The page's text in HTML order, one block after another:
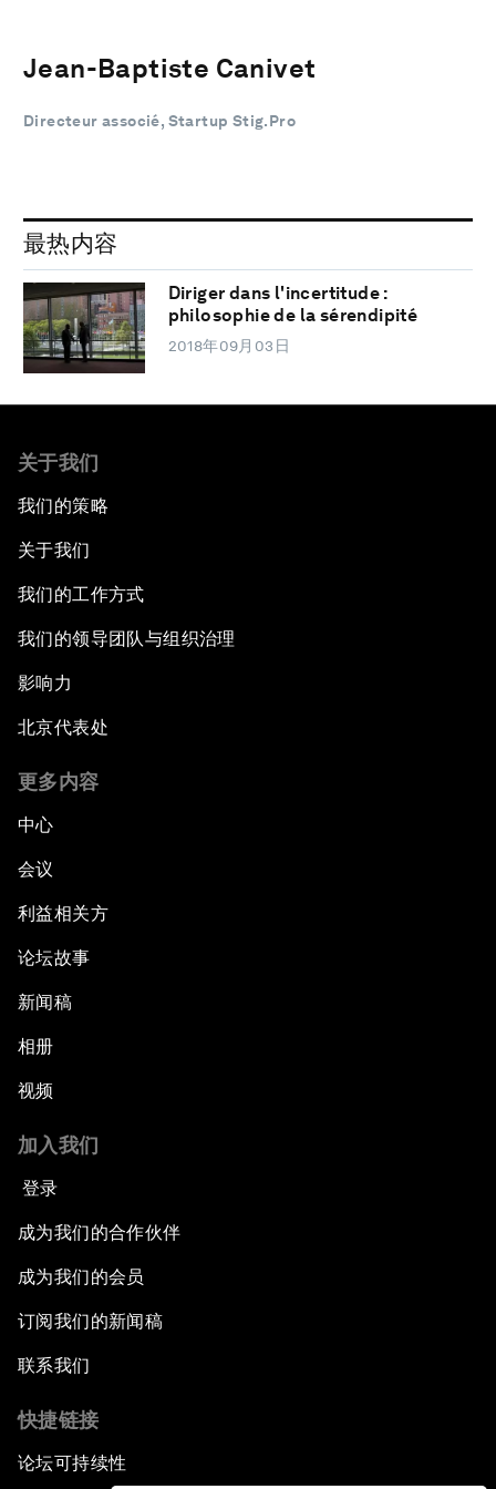
Jean-Baptiste Canivet
Directeur associé, Startup Stig.Pro
最热内容
Diriger dans l'incertitude :
philosophie de la sérendipité
2018年09月03日
关于我们
我们的策略
关于我们
我们的工作方式
我们的领导团队与组织治理
影响力
北京代表处
更多内容
中心
会议
利益相关方
论坛故事
新闻稿
相册
视频
加入我们
登录
成为我们的合作伙伴
成为我们的会员
订阅我们的新闻稿
联系我们
快捷链接
论坛可持续性